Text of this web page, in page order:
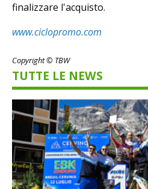
finalizzare l'acquisto.
www.ciclopromo.com
Copyright © TBW
TUTTE LE NEWS